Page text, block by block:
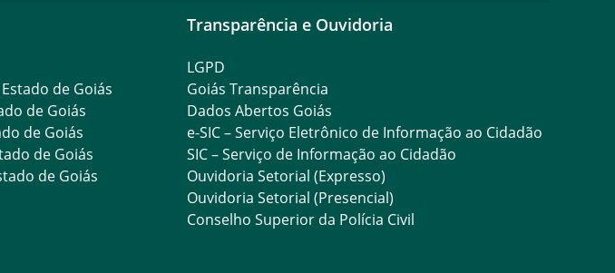
de Goiás
de Goiás
de Goiás
de Goiás
de Goiás
Transparência e Ouvidoria
LGPD
Goiás Transparência
Dados Abertos Goiás
e-SIC – Serviço Eletrônico de Informação ao Cidadão
SIC – Serviço de Informação ao Cidadão
Ouvidoria Setorial (Expresso)
Ouvidoria Setorial (Presencial)
Conselho Superior da Polícia Civil